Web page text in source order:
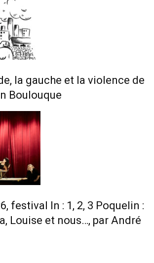
la gauche et la violence de
Boulouque
festival In : 1, 2, 3 Poquelin :
Louise et nous…, par André